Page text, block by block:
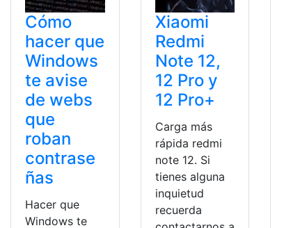
Cómo
hacer que
Windows
te avise
de webs
que
roban
contrase
ñas
Hacer que
Windows te
Xiaomi
Redmi
Note 12,
12 Pro y
12 Pro+
Carga más
rápida redmi
note 12. Si
tienes alguna
inquietud
recuerda